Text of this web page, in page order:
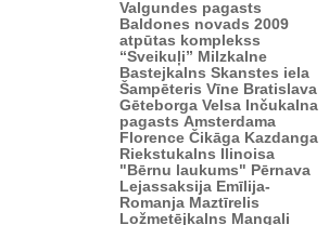
Valgundes pagasts
Baldones novads 2009
atpūtas komplekss
“Sveikuļi” Milzkalne
Bastejkalns Skanstes iela
Šampēteris Vīne Bratislava
Gēteborga Velsa Inčukalna
pagasts Amsterdama
Florence Čikāga Kazdanga
Riekstukalns Ilinoisa
"Bērnu laukums" Pērnava
Lejassaksija Emīlija-
Romanja Maztīrelis
Ložmetējkalns Mangaļi